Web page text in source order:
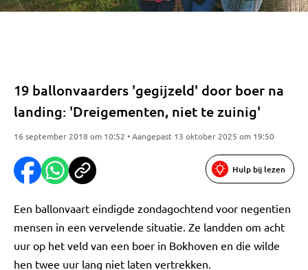
19 ballonvaarders 'gegijzeld' door boer na
landing: 'Dreigementen, niet te zuinig'
16 september 2018 om 10:52 • Aangepast 13 oktober 2025 om 19:50
Hulp bij lezen
Een ballonvaart eindigde zondagochtend voor negentien
mensen in een vervelende situatie. Ze landden om acht
uur op het veld van een boer in Bokhoven en die wilde
hen twee uur lang niet laten vertrekken.